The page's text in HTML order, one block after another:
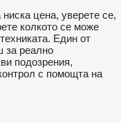
цена, уверете се,
колкото се може
Един от
за реално
подозрения,
с помощта на